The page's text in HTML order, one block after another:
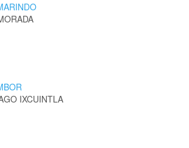
IXCUINTLA